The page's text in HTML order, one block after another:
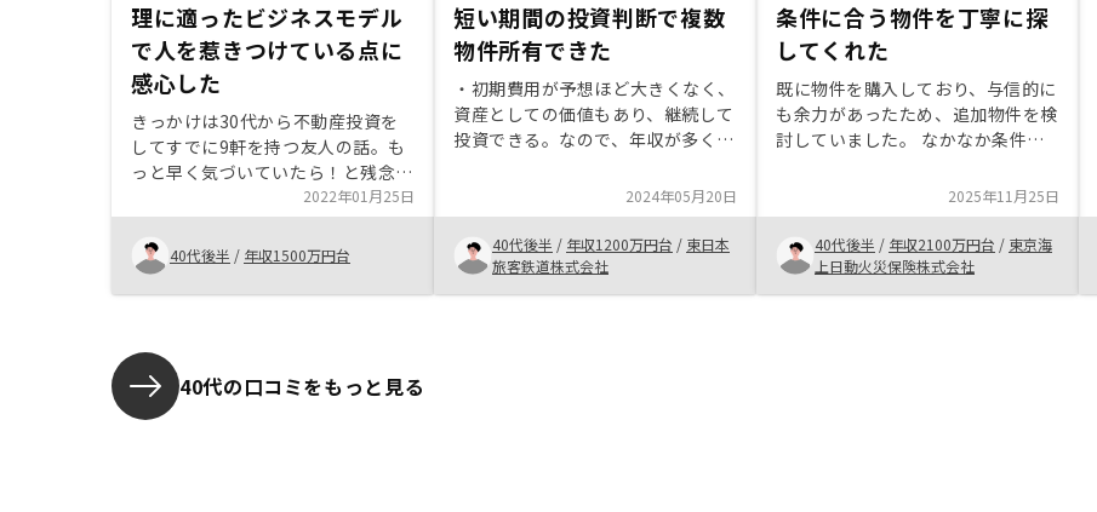
理に適ったビジネスモデル
で人を惹きつけている点に
感心した
きっかけは30代から不動産投資を
してすでに9軒を持つ友人の話。も
っと早く気づいていたら！と残念な
気持ちになった反面、すぐに検討し
て、残された時間で信用を資産に換
える手立てを具体化しなければと思
い行動。不動産セミナーに参加して
情報収集する中でRENOSYと出会
高め、適切なM&Aで強みを築き、
理に適ったビジネスモデルで人を惹
きつけている点に感心。営業チーム
のサポートにも支えられ、スムーズ
2022年01月25日
40代後半 / 年収1500万円台
短い期間の投資判断で複数
物件所有できた
・初期費用が予想ほど大きくなく、
資産としての価値もあり、継続して
投資できる。なので、年収が多くな
以外にもおすすめできる。ローンの
審査が通る若いうちに、多くの投資
をしておきたいと感じた。・投資後
の経験談をもっと掲載してほしい
2024年05月20日
40代後半 / 年収1200万円台 / 東日本
旅客鉄道株式会社
条件に合う物件を丁寧に探
してくれた
既に物件を購入しており、与信的に
も余力があったため、追加物件を検
討していました。 なかなか条件に
の方に丁寧に探していただき、比較
的好条件の物件がみつかったため、
追加で購入いたしました。
2025年11月25日
40代後半 / 年収2100万円台 / 東京海
上日動火災保険株式会社
40代の口コミをもっと見る